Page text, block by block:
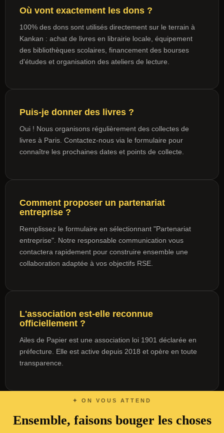
Où vont exactement les dons ?
100% des dons sont utilisés directement sur le terrain à
Kankan : achat de livres en librairie locale, équipement
des bibliothèques scolaires, financement des bourses
d'études et organisation des ateliers de lecture.
Puis-je donner des livres ?
Oui ! Nous organisons régulièrement des collectes de
livres à Paris. Contactez-nous via le formulaire pour
connaître les prochaines dates et points de collecte.
Comment proposer un partenariat
entreprise ?
Remplissez le formulaire en sélectionnant "Partenariat
entreprise". Notre responsable communication vous
contactera rapidement pour construire ensemble une
collaboration adaptée à vos objectifs RSE.
L'association est-elle reconnue
officiellement ?
Ailes de Papier est une association loi 1901 déclarée en
préfecture. Elle est active depuis 2018 et opère en toute
transparence.
✦ ON VOUS ATTEND
Ensemble, faisons bouger les choses